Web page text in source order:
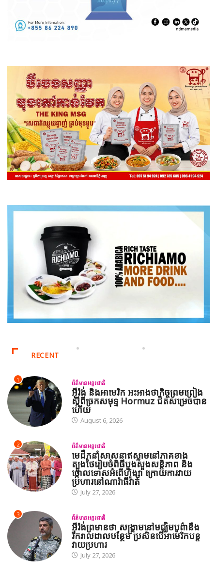
RECENT
1 ព័ត៌មានអន្តរជាតិ
អ៊ីរ៉ង់ និងអាមេរិក អះអាងថាកិច្ចព្រមព្រៀង
ស្តីពីច្រកសមុទ្ទ Hormuz ជិតសម្រេចបាន
ហើយ
August 6, 2026
2 ព័ត៌មានអន្តរជាតិ
មេដឹកនាំសាសនាឥស្លាមនៅភាគខាង
ត្បូងថៃរៀបចំពិធីបួងសួងសន្តិភាព និង
ថ្កោលទោសអំពើហិង្សា ក្រោយការវាយ
ប្រហារនៅណារ៉ាធីវ៉ាត់
July 27, 2026
3 ព័ត៌មានអន្តរជាតិ
អ៊ីរ៉ង់ព្រមានថា សង្គ្រាមនៅមជ្ឈិមបូព៌ានឹង
រីករាលដាលបន្ថែម ប្រសិនបើអាមេរិកបន្ត
វាយប្រហារ
July 27, 2026